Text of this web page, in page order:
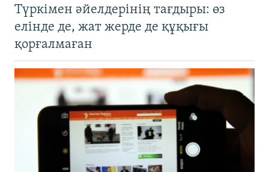
Түркімен әйелдерінің тағдыры: өз
елінде де, жат жерде де құқығы
қорғалмаған